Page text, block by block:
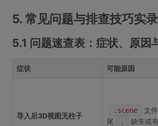
5. 常见问题与排查技巧实录
5.1 问题速查表：症状、原因
症状 可能原因
导入后3D视图无柱子
.scene
文
尾
. 缺失或